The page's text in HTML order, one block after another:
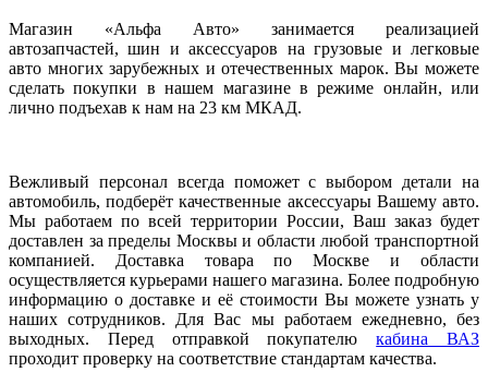
Магазин «Альфа Авто» занимается реализацией
автозапчастей, шин и аксессуаров на грузовые и легковые
авто многих зарубежных и отечественных марок. Вы можете
сделать покупки в нашем магазине в режиме онлайн, или
лично подъехав к нам на 23 км МКАД.
Вежливый персонал всегда поможет с выбором детали на
автомобиль, подберёт качественные аксессуары Вашему авто.
Мы работаем по всей территории России, Ваш заказ будет
доставлен за пределы Москвы и области любой транспортной
компанией. Доставка товара по Москве и области
осуществляется курьерами нашего магазина. Более подробную
информацию о доставке и её стоимости Вы можете узнать у
наших сотрудников. Для Вас мы работаем ежедневно, без
выходных. Перед отправкой покупателюкабина ВАЗ
проходит проверку на соответствие стандартам качества.